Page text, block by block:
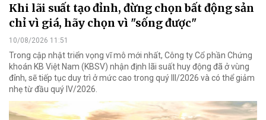
Khi lãi suất tạo đỉnh, đừng chọn bất động sản
chỉ vì giá, hãy chọn vì "sống được"
10/08/2026 11:51
Trong cập nhật triển vọng vĩ mô mới nhất, Công ty Cổ phần Chứng
khoán KB Việt Nam (KBSV) nhận định lãi suất huy động đã ở vùng
đỉnh, sẽ tiếp tục duy trì ở mức cao trong quý III/2026 và có thể giảm
nhẹ từ đầu quý IV/2026.